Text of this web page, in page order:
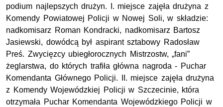
podium najlepszych drużyn. I. miejsce zajęła drużyna z
Komendy Powiatowej Policji w Nowej Soli, w składzie:
nadkomisarz Roman Kondracki, nadkomisarz Bartosz
Jasiewski, dowódcą był aspirant sztabowy Radosław
Preś. Zwycięzcy ubiegłorocznych Mistrzostw, „fani”
żeglarstwa, do których trafiła główna nagroda - Puchar
Komendanta Głównego Policji. II. miejsce zajęła drużyna
z Komendy Wojewódzkiej Policji w Szczecinie, która
otrzymała Puchar Komendanta Wojewódzkiego Policji w